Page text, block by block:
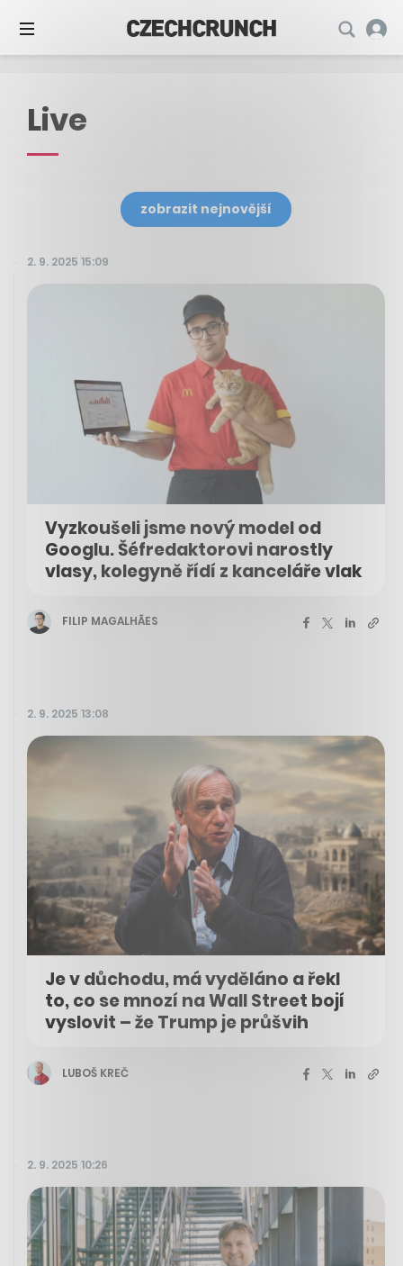
Live
zobrazit nejnovější
2. 9. 2025 15:09
Vyzkoušeli jsme nový model od
Googlu. Šéfredaktorovi narostly
vlasy, kolegyně řídí z kanceláře vlak
FILIP MAGALHÃES
2. 9. 2025 13:08
Je v důchodu, má vyděláno a řekl
to, co se mnozí na Wall Street bojí
vyslovit – že Trump je průšvih
LUBOŠ KREČ
2. 9. 2025 10:26